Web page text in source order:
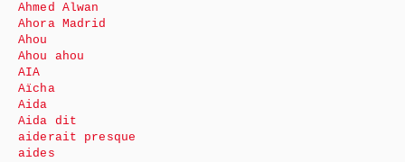
Ahmed Alwan
Ahora Madrid
Ahou
Ahou ahou
AIA
Aïcha
Aida
Aida dit
aiderait presque
aides